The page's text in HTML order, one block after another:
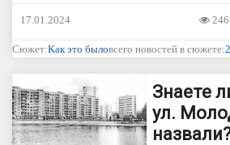
17.01.2024
Сюжет:Как это быловсего новостей в сюжете:
Знаете
ул.